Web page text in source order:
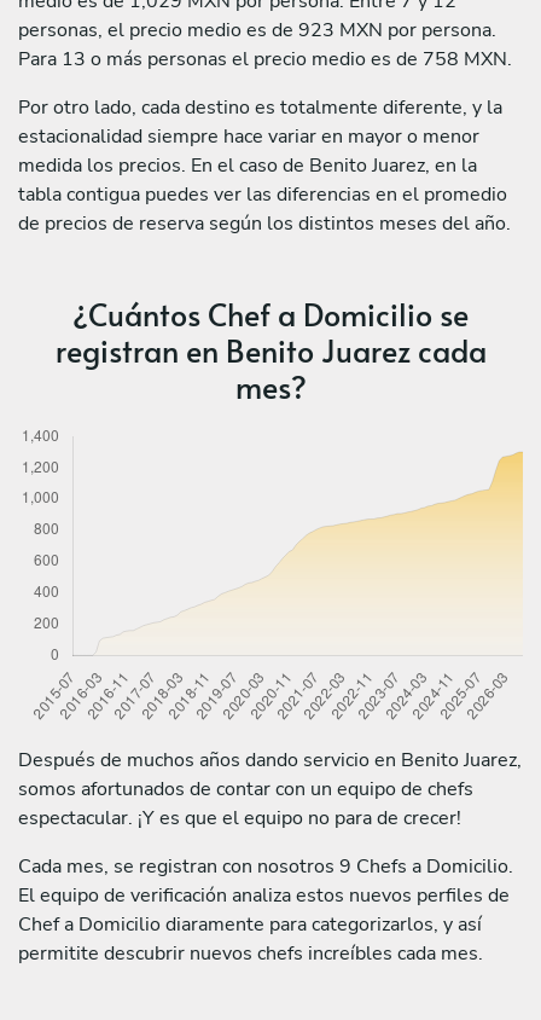
personas, el precio medio es de 923 MXN por persona.
Para 13 o más personas el precio medio es de 758 MXN.
Por otro lado, cada destino es totalmente diferente, y la
estacionalidad siempre hace variar en mayor o menor
medida los precios. En el caso de Benito Juarez, en la
tabla contigua puedes ver las diferencias en el promedio
de precios de reserva según los distintos meses del año.
¿Cuántos Chef a Domicilio se
registran en Benito Juarez cada
mes?
Después de muchos años dando servicio en Benito Juarez,
somos afortunados de contar con un equipo de chefs
espectacular. ¡Y es que el equipo no para de crecer!
Cada mes, se registran con nosotros 9 Chefs a Domicilio.
El equipo de verificación analiza estos nuevos perfiles de
Chef a Domicilio diaramente para categorizarlos, y así
permitite descubrir nuevos chefs increíbles cada mes.